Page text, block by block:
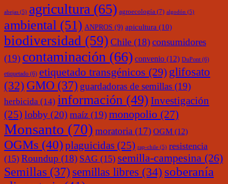
abejas (5) agricultura (65) agroecología (7) algodón (5)
ambiental (51) ANPROS (9) apicultura (10)
biodiversidad (59) Chile (18)consumidores
(19) contaminación (66) convenio (12) DuPont (6)
etiquetado (6) etiquetado transgénicos (29) glifosato
(32) GMO (37) guardadoras de semillas (19)
herbicida (14) información (49) Investigación
(25) lobby (20) maíz (19)monopolio (27)
Monsanto (70) moratoria (17) OGM (12)
OGMs (40)plaguicidas (25) rap-chile (5) resistencia
(15) Roundup (18) SAG (15) semilla-campesina (26)
Semillas (37) semillas libres (34) soberanía